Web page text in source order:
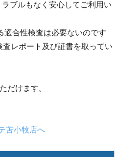
ブルもなく安心してご利用い
適合性検査は必要ないのです
レポート及び証書を取ってい
だけます。
苫小牧店へ